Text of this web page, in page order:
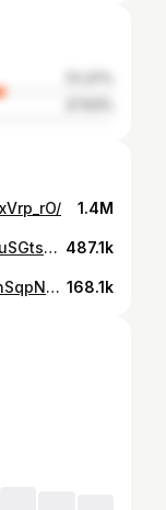
1.4M
https://www.instagram.com/p/CpH_uSGtsUF/ 487.1k
https://www.instagram.com/p/CstgnSqpN9O/ 168.1k